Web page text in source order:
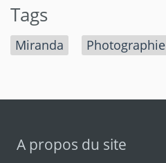
Tags
Miranda Photographie
A propos du site